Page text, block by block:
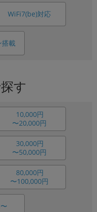
WiFi7(be)対応
搭載
す
10,000円
〜20,000円
30,000円
〜50,000円
80,000円
〜100,000円